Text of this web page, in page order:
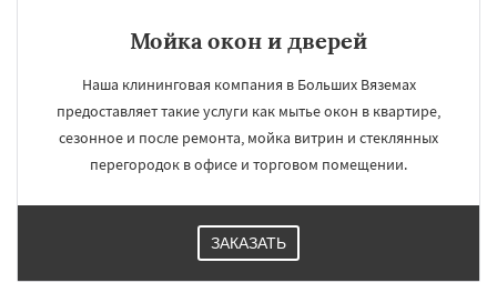
Мойка окон и дверей
Наша клининговая компания в Больших Вяземах
предоставляет такие услуги как мытье окон в квартире,
сезонное и после ремонта, мойка витрин и стеклянных
перегородок в офисе и торговом помещении.
ЗАКАЗАТЬ